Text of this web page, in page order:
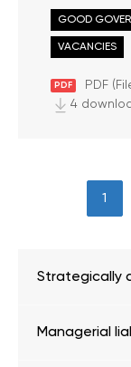
principal,
raportare
PDF PDF
GOOD
VACANCIES
4
1
Strategically
Managerial